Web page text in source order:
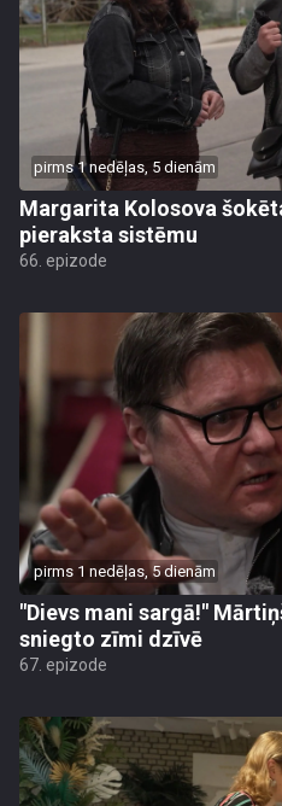
pirms 1 nedēļas, 5 dienām
Margarita Kolosova
pieraksta sistēmu
66. epizode
pirms 1 nedēļas, 5 dienām
"Dievs mani sargā!"
sniegto zīmi dzīvē
67. epizode